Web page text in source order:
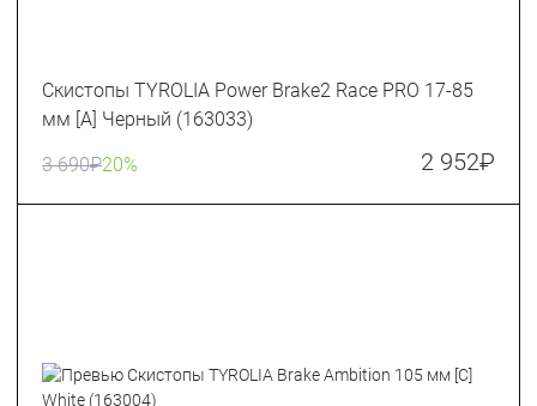
Скистопы TYROLIA Power Brake2 Race PRO 17-85
мм [A] Черный (163033)
3 690₽20% 2 952₽